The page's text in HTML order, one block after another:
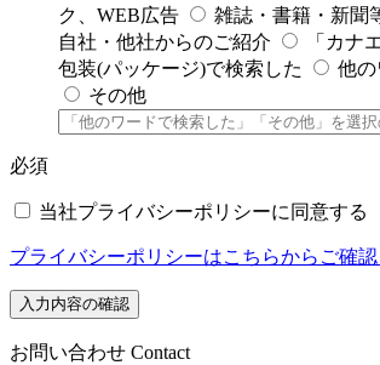
ク、WEB広告
雑誌・書籍・新聞
自社・他社からのご紹介
「カナ
包装(パッケージ)で検索した
他の
その他
必須
当社プライバシーポリシーに同意する
プライバシーポリシーはこちらからご確認
入力内容の確認
お問い合わせ Contact